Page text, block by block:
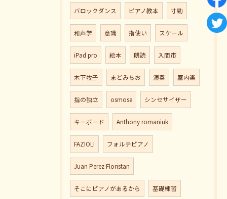
バロックダンス ピアノ教本 寸勁
和声学 意識 指使い スケール
iPad pro 絵本 朗読 入間市
木下牧子 まどみちお 演奏 室内楽
指の独立 osmose シンセサイザー
キーボード Anthony romaniuk
FAZIOLI フォルテピアノ
Juan Perez Floristan
そこにピアノがあるから 基礎練習